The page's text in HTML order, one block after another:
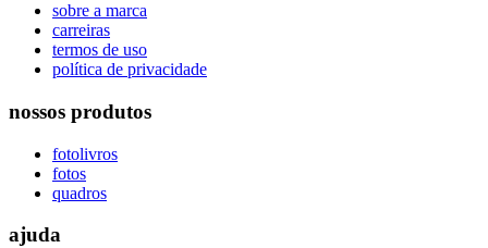
sobre a marca
carreiras
termos de uso
política de privacidade
nossos produtos
fotolivros
fotos
quadros
ajuda